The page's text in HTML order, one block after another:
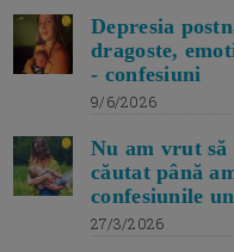
Depresia
dragoste,
- confesiuni
9/6/2026
Nu am vrut
căutat până
confesiunile
27/3/2026